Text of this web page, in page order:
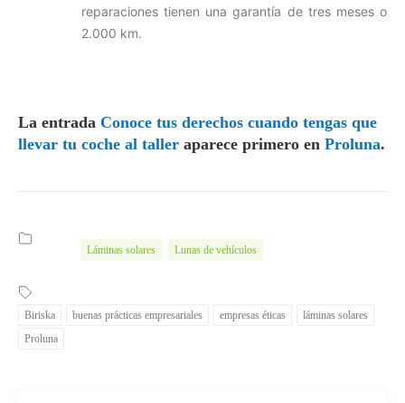
reparaciones tienen una garantía de tres meses o
2.000 km.
La entrada Conoce tus derechos cuando tengas que
llevar tu coche al taller aparece primero en Proluna.
Láminas solares Lunas de vehículos
Biriska buenas prácticas empresariales empresas éticas
láminas solares
Proluna